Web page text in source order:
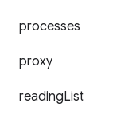
processes
proxy
readingList